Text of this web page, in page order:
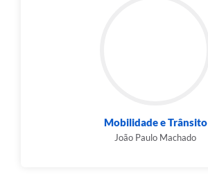
Mobilidade e Trânsito
João Paulo Machado